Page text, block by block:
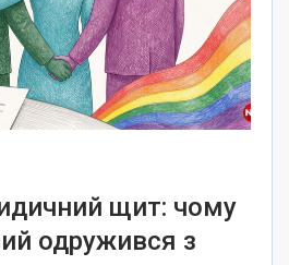
щит: чому
одружився з